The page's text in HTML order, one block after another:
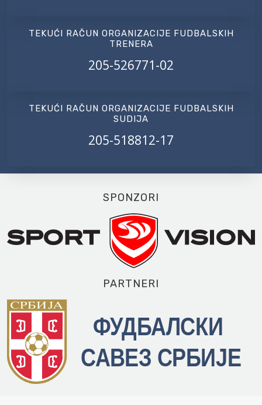
TEKUĆI RAČUN ORGANIZACIJE FUDBALSKIH
TRENERA
205-526771-02
TEKUĆI RAČUN ORGANIZACIJE FUDBALSKIH
SUDIJA
205-518812-17
SPONZORI
PARTNERI